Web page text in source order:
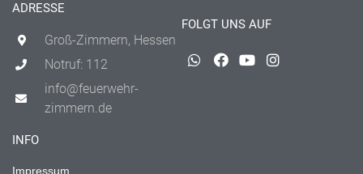
ADRESSE
Groß-Zimmern, Hessen
Notruf: 112
info@feuerwehr-
zimmern.de
FOLGT UNS AUF
INFO
Impressum